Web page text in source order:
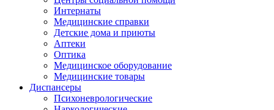
Интернаты
Медицинские справки
Детские дома и приюты
Аптеки
Оптика
Медицинское оборудование
Медицинские товары
Диспансеры
Психоневрологические